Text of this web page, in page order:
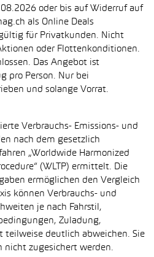
oder bis auf Widerruf auf
als Online Deals
für Privatkunden. Nicht
oder Flottenkonditionen.
Das Angebot ist
pro Person. Nur bei
und solange Vorrat.
Verbrauchs- Emissions- und
nach dem gesetzlich
„Worldwide Harmonized
(WLTP) ermittelt. Die
ermöglichen den Vergleich
können Verbrauchs- und
je nach Fahrstil,
Zuladung,
teilweise deutlich abweichen. Sie
nicht zugesichert werden.